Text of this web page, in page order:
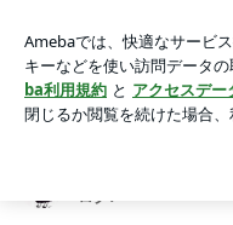
で家計を救うブログ♪
アプリをダウンロードして
ょう。
ログ♪